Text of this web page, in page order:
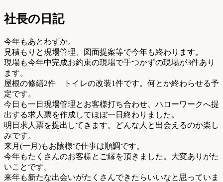
社長の日記
今年もあとわずか。
見積もりと現場管理、図面提案等で今年も終わります。
現場も今年中完成お約束の現場で手つかずの現場が3件あり
ます。
屋根の修繕2件 トイレの改装1件です。何とか終わらせる予
定です。
今日も一日現場管理とお客様打ち合わせ、ハローワークへ提
出する求人票を作成してほぼ一日終わりました。
明日求人票を提出してきます。どんな人と出会えるのか楽し
みです。
来月(一月)もお陰様で仕事は順調です。
今年もたくさんのお客様とご縁を頂きました。大変ありがた
いことです。
来年も新たな出会いがたくさんできたらいいなと思っていま